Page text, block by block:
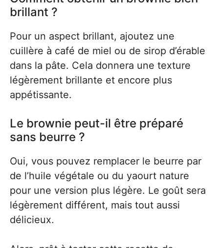
brillant ?
Pour un aspect brillant, ajoutez une
cuillère à café de miel ou de sirop d’érable
dans la pâte. Cela donnera une texture
légèrement brillante et encore plus
appétissante.
Le brownie peut-il être préparé
sans beurre ?
Oui, vous pouvez remplacer le beurre par
de l’huile végétale ou du yaourt nature
pour une version plus légère. Le goût sera
légèrement différent, mais tout aussi
délicieux.